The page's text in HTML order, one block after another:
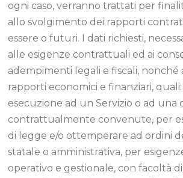
ogni caso, verranno trattati per
allo svolgimento dei rapporti
essere o futuri. I dati richiesti,
alle esigenze contrattuali ed ai
adempimenti legali e fiscali, nonché
rapporti economici e finanziari,
esecuzione ad un Servizio o ad una
contrattualmente convenute, per
di legge e/o ottemperare ad ordini
statale o amministrativa, per
operativo e gestionale, con facoltà